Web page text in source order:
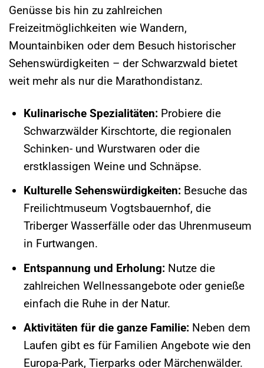
Genüsse bis hin zu zahlreichen
Freizeitmöglichkeiten wie Wandern,
Mountainbiken oder dem Besuch historischer
Sehenswürdigkeiten – der Schwarzwald bietet
weit mehr als nur die Marathondistanz.
Kulinarische Spezialitäten:Probiere die
Schwarzwälder Kirschtorte, die regionalen
Schinken- und Wurstwaren oder die
erstklassigen Weine und Schnäpse.
Kulturelle Sehenswürdigkeiten:Besuche das
Freilichtmuseum Vogtsbauernhof, die
Triberger Wasserfälle oder das Uhrenmuseum
in Furtwangen.
Entspannung und Erholung:Nutze die
zahlreichen Wellnessangebote oder genieße
einfach die Ruhe in der Natur.
Aktivitäten für die ganze Familie:Neben dem
Laufen gibt es für Familien Angebote wie den
Europa-Park, Tierparks oder Märchenwälder.